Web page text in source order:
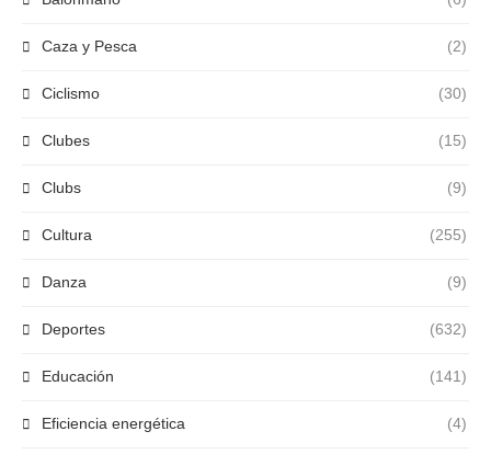
Caza y Pesca (2)
Ciclismo (30)
Clubes (15)
Clubs (9)
Cultura (255)
Danza (9)
Deportes (632)
Educación (141)
Eficiencia energética (4)